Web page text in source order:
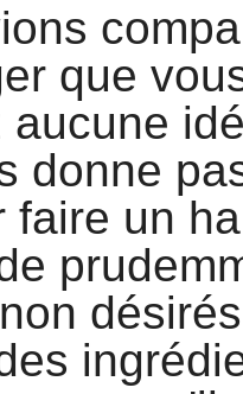
que
donne
faire un